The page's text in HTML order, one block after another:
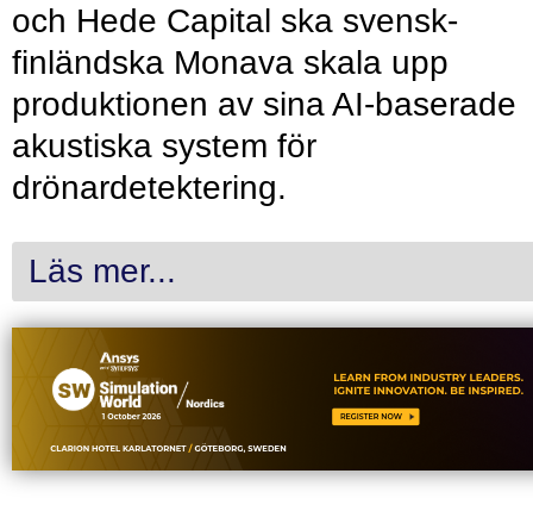
och Hede Capital ska svensk-
finländska Monava skala upp
produktionen av sina AI-baserade
akustiska system för
drönardetektering.
Läs mer...